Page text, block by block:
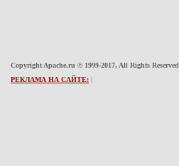
Copyright Apache.ru © 1999-2017, All Rights Reserved
РЕКЛАМА НА САЙТЕ: |